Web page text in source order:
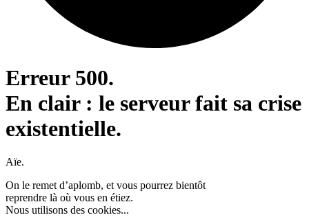
Erreur 500.
En clair : le serveur fait sa crise
existentielle.
Aïe.
On le remet d’aplomb, et vous pourrez bientôt
reprendre là où vous en étiez.
Nous utilisons des cookies...